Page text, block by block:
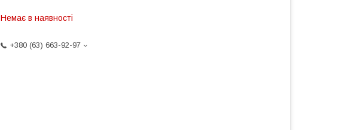
Немає в наявності
+380 (63) 663-92-97